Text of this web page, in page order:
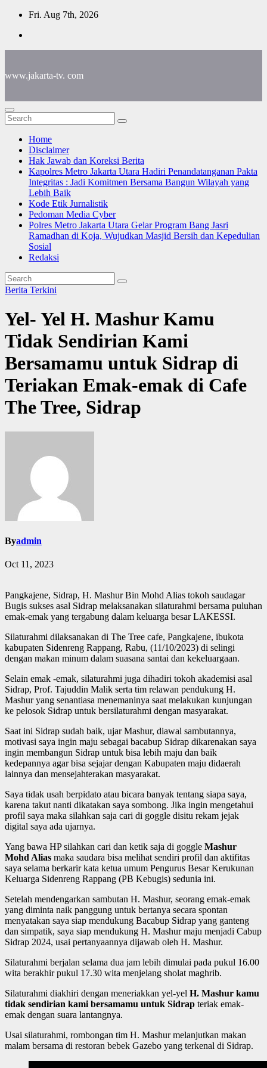
Skip
content
Fri. Aug 7th, 2026
www.jakarta-tv. com
Home
Disclaimer
Hak Jawab dan Koreksi Berita
Kapolres Metro Jakarta Utara Hadiri Penandatanganan Pakta
Integritas : Jadi Komitmen Bersama Bangun Wilayah yang
Lebih Baik
Kode Etik Jurnalistik
Pedoman Media Cyber
Polres Metro Jakarta Utara Gelar Program Bang Jasri
Ramadhan di Koja, Wujudkan Masjid Bersih dan Kepedulian
Sosial
Redaksi
Berita Terkini
Yel- Yel H. Mashur Kamu
Tidak Sendirian Kami
Bersamamu untuk Sidrap di
Teriakan Emak-emak di Cafe
The Tree, Sidrap
Byadmin
Oct 11, 2023
Pangkajene, Sidrap, H. Mashur Bin Mohd Alias tokoh saudagar
Bugis sukses asal Sidrap melaksanakan silaturahmi bersama puluhan
emak-emak yang tergabung dalam keluarga besar LAKESSI.
Silaturahmi dilaksanakan di The Tree cafe, Pangkajene, ibukota
kabupaten Sidenreng Rappang, Rabu, (11/10/2023) di selingi
dengan makan minum dalam suasana santai dan kekeluargaan.
Selain emak -emak, silaturahmi juga dihadiri tokoh akademisi asal
Sidrap, Prof. Tajuddin Malik serta tim relawan pendukung H.
Mashur yang senantiasa menemaninya saat melakukan kunjungan
ke pelosok Sidrap untuk bersilaturahmi dengan masyarakat.
Saat ini Sidrap sudah baik, ujar Mashur, diawal sambutannya,
motivasi saya ingin maju sebagai bacabup Sidrap dikarenakan saya
ingin membangun Sidrap untuk bisa lebih maju dan baik
kedepannya agar bisa sejajar dengan Kabupaten maju didaerah
lainnya dan mensejahterakan masyarakat.
Saya tidak usah berpidato atau bicara banyak tentang siapa saya,
karena takut nanti dikatakan saya sombong. Jika ingin mengetahui
profil saya maka silahkan saja cari di goggle disitu rekam jejak
digital saya ada ujarnya.
Yang bawa HP silahkan cari dan ketik saja di goggle Mashur
Mohd Alias maka saudara bisa melihat sendiri profil dan aktifitas
saya selama berkarir kata ketua umum Pengurus Besar Kerukunan
Keluarga Sidenreng Rappang (PB Kebugis) sedunia ini.
Setelah mendengarkan sambutan H. Mashur, seorang emak-emak
yang diminta naik panggung untuk bertanya secara spontan
menyatakan saya siap mendukung Bacabup Sidrap yang ganteng
dan simpatik, saya siap mendukung H. Mashur maju menjadi Cabup
Sidrap 2024, usai pertanyaannya dijawab oleh H. Mashur.
Silaturahmi berjalan selama dua jam lebih dimulai pada pukul 16.00
wita berakhir pukul 17.30 wita menjelang sholat maghrib.
Silaturahmi diakhiri dengan meneriakkan yel-yel H. Mashur kamu
tidak sendirian kami bersamamu untuk Sidrap teriak emak-
emak dengan suara lantangnya.
Usai silaturahmi, rombongan tim H. Mashur melanjutkan makan
malam bersama di restoran bebek Gazebo yang terkenal di Sidrap.